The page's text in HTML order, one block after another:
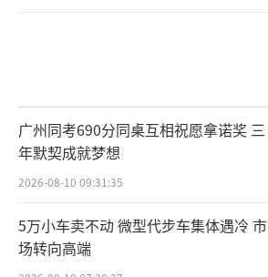
广州同考690分同桌互相祝愿拿诺奖 三
年默契成就梦想
2026-08-10 09:31:35
5万小车卖不动 微型代步车集体遇冷 市
场转向高端